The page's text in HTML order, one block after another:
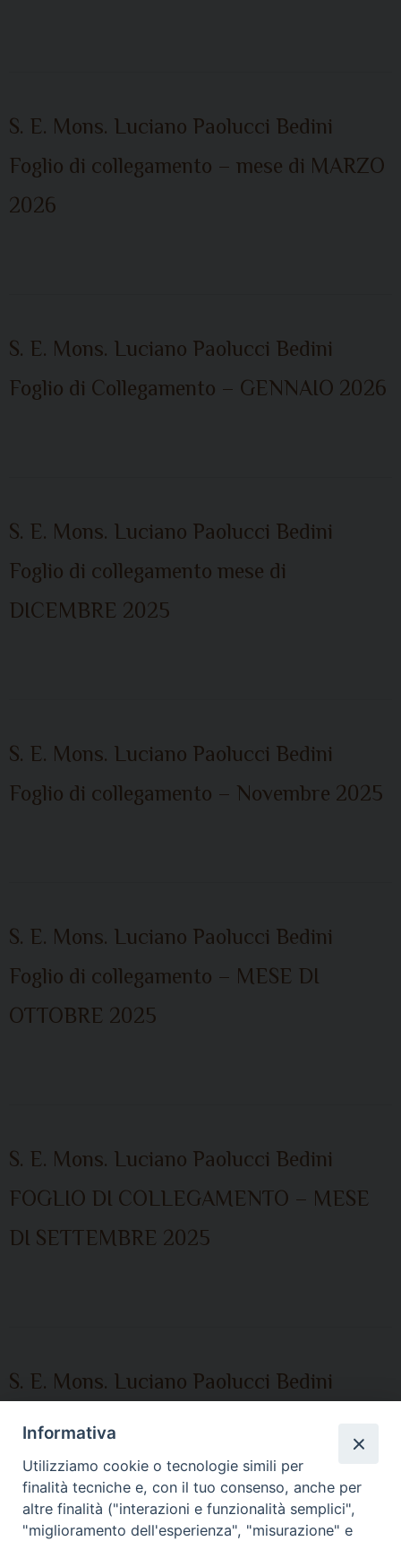
S. E. Mons. Luciano Paolucci Bedini
Foglio di collegamento – mese di MARZO
2026
S. E. Mons. Luciano Paolucci Bedini
Foglio di Collegamento – GENNAIO 2026
S. E. Mons. Luciano Paolucci Bedini
Foglio di collegamento mese di
DICEMBRE 2025
S. E. Mons. Luciano Paolucci Bedini
Foglio di collegamento – Novembre 2025
S. E. Mons. Luciano Paolucci Bedini
Foglio di collegamento – MESE DI
OTTOBRE 2025
S. E. Mons. Luciano Paolucci Bedini
FOGLIO DI COLLEGAMENTO – MESE
DI SETTEMBRE 2025
S. E. Mons. Luciano Paolucci Bedini
FOGLIO DI COLLEGAMENTO MESE DI
GIUGNO 2025
Informativa
Utilizziamo cookie o tecnologie simili per
finalità tecniche e, con il tuo consenso, anche per
altre finalità ("interazioni e funzionalità semplici",
"miglioramento dell'esperienza", "misurazione" e